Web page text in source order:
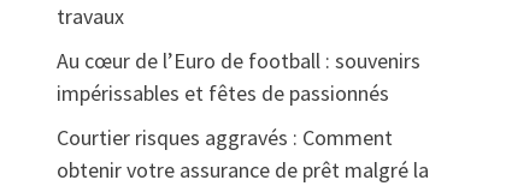
travaux
Au cœur de l’Euro de football : souvenirs
impérissables et fêtes de passionnés
Courtier risques aggravés : Comment
obtenir votre assurance de prêt malgré la